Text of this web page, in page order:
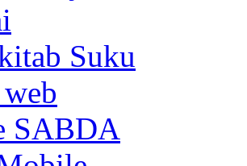
Suku
SABDA